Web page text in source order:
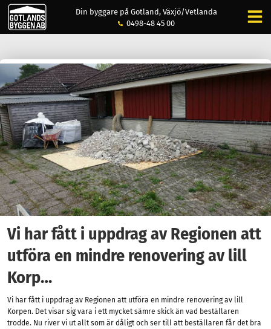
Din byggare på Gotland, Växjö/Vetlanda
0498-48 45 00
Vi har fått i uppdrag av Regionen att
utföra en mindre renovering av lill
Korp…
Vi har fått i uppdrag av Regionen att utföra en mindre renovering av lill
Korpen. Det visar sig vara i ett mycket sämre skick än vad beställaren
trodde. Nu river vi ut allt som är dåligt och ser till att beställaren får det bra